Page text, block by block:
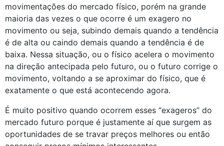
movimentações do mercado físico, porém na grande
maioria das vezes o que ocorre é um exagero no
movimento ou seja, subindo demais quando a tendência
é de alta ou caindo demais quando a tendência é de
baixa. Nessa situação, ou o físico acelera o movimento
na direção antecipada pelo futuro, ou o futuro corrige o
movimento, voltando a se aproximar do físico, que é
exatamente o que está acontecendo agora.
É muito positivo quando ocorrem esses “exageros” do
mercado futuro porque é justamente aí que surgem as
oportunidades de se travar preços melhores ou então